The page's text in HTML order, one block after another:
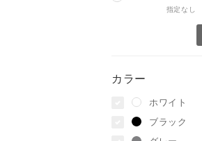
指定なし
カラー
ホワイト
ブラック